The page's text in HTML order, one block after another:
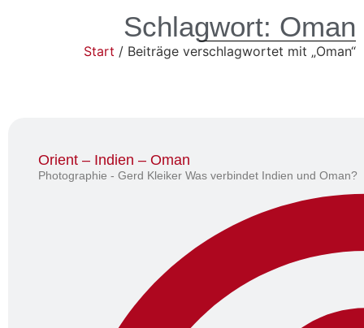
Schlagwort: Oman
Start / Beiträge verschlagwortet mit „Oman“
Orient – Indien – Oman
Photographie - Gerd Kleiker Was verbindet Indien und Oman?